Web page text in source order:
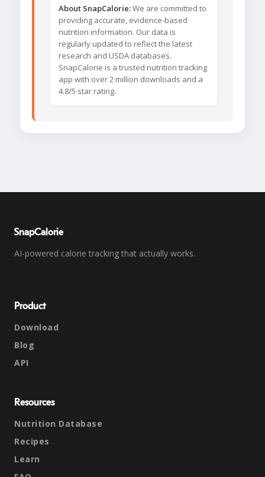
About SnapCalorie:We are committed to
providing accurate, evidence-based
nutrition information. Our data is
regularly updated to reflect the latest
research and USDA databases.
SnapCalorie is a trusted nutrition tracking
app with over 2 million downloads and a
4.8/5 star rating.
SnapCalorie
AI-powered calorie tracking that actually works.
Product
Download
Blog
API
Resources
Nutrition Database
Recipes
Learn